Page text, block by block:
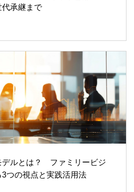
承継まで
デルとは？ ファミリービジ
つの視点と実践活用法